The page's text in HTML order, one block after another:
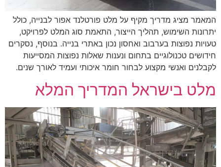
format_underlined הוסף קו תחתון לקישורים
font_download סמן קישורים
לאפס את כל האפשרויות
cached
המאמר מציג מדריך מקיף על מלט פורטלנד אפור לבנייה, כולל
יתרונות השימוש, תהליך הייצור, התאמת סוג המלט לפרויקט,
טעויות נפוצות בערבוב ואחסון נכון באתרי בנייה. בנוסף, נסקרים
חידושים טכנולוגיים בתחום ונענות שאלות נפוצות המסייעות
לקבלנים ואנשי מקצוע לבחור חומר איכותי ועמיד לאורך שנים.
מלט בישראל המדריך המלא